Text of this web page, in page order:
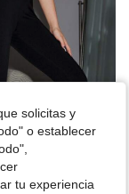
solicitas y
o establecer
tu experiencia